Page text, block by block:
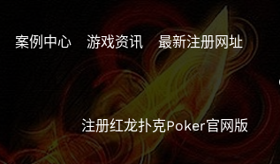
案例中心 游戏资讯 最新注册网址
注册红龙扑克poker官网版